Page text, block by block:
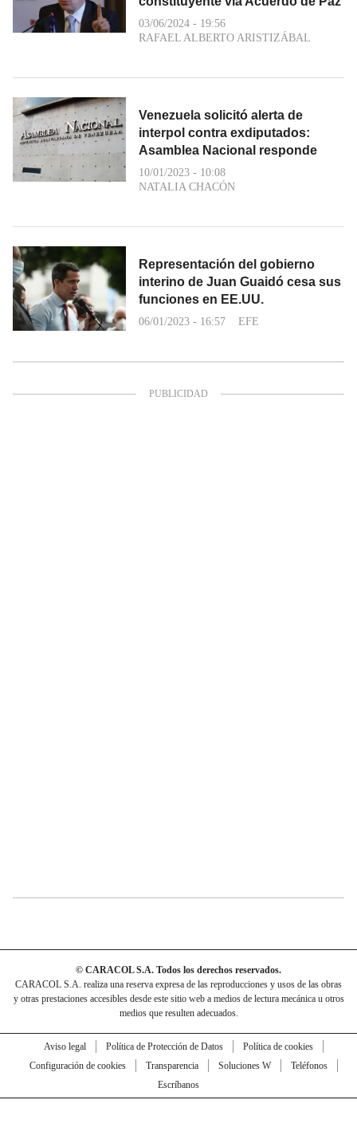
03/06/2024 - 19:56
RAFAEL ALBERTO ARISTIZÁBAL
Venezuela solicitó alerta de
interpol contra exdiputados:
Asamblea Nacional responde
10/01/2023 - 10:08
NATALIA CHACÓN
Representación del gobierno
interino de Juan Guaidó cesa sus
funciones en EE.UU.
06/01/2023 - 16:57 EFE
© CARACOL S.A. Todos los derechos reservados.
CARACOL S.A. realiza una reserva expresa de las reproducciones y usos de las obras
y otras prestaciones accesibles desde este sitio web a medios de lectura mecánica u otros
medios que resulten adecuados.
Aviso legal Política de Protección de Datos
Política de cookies
Configuración de cookies
Transparencia Soluciones W
Teléfonos
Escríbanos